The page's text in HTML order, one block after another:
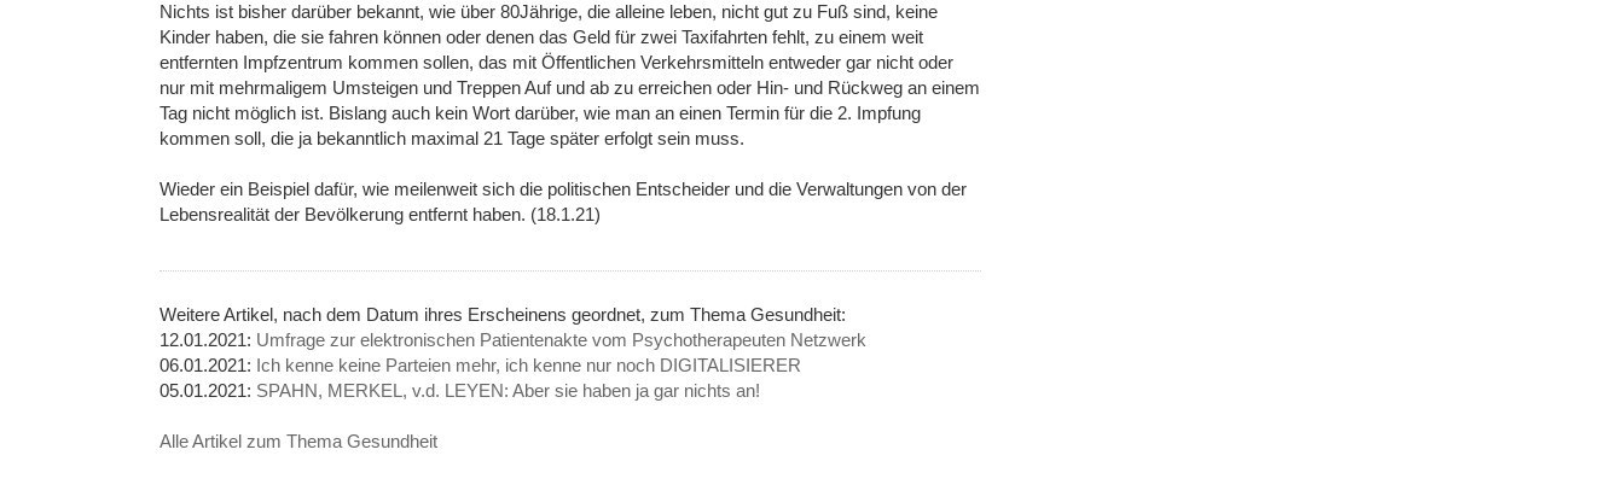
Nichts ist bisher darüber bekannt, wie über 80Jährige, die alleine leben, nicht gut zu Fuß sind, keine
Kinder haben, die sie fahren können oder denen das Geld für zwei Taxifahrten fehlt, zu einem weit
entfernten Impfzentrum kommen sollen, das mit Öffentlichen Verkehrsmitteln entweder gar nicht oder
nur mit mehrmaligem Umsteigen und Treppen Auf und ab zu erreichen oder Hin- und Rückweg an einem
Tag nicht möglich ist. Bislang auch kein Wort darüber, wie man an einen Termin für die 2. Impfung
kommen soll, die ja bekanntlich maximal 21 Tage später erfolgt sein muss.
Wieder ein Beispiel dafür, wie meilenweit sich die politischen Entscheider und die Verwaltungen von der
Lebensrealität der Bevölkerung entfernt haben. (18.1.21)
Weitere Artikel, nach dem Datum ihres Erscheinens geordnet, zum Thema Gesundheit:
12.01.2021: Umfrage zur elektronischen Patientenakte vom Psychotherapeuten Netzwerk
06.01.2021: Ich kenne keine Parteien mehr, ich kenne nur noch DIGITALISIERER
05.01.2021: SPAHN, MERKEL, v.d. LEYEN: Aber sie haben ja gar nichts an!
Alle Artikel zum Thema Gesundheit